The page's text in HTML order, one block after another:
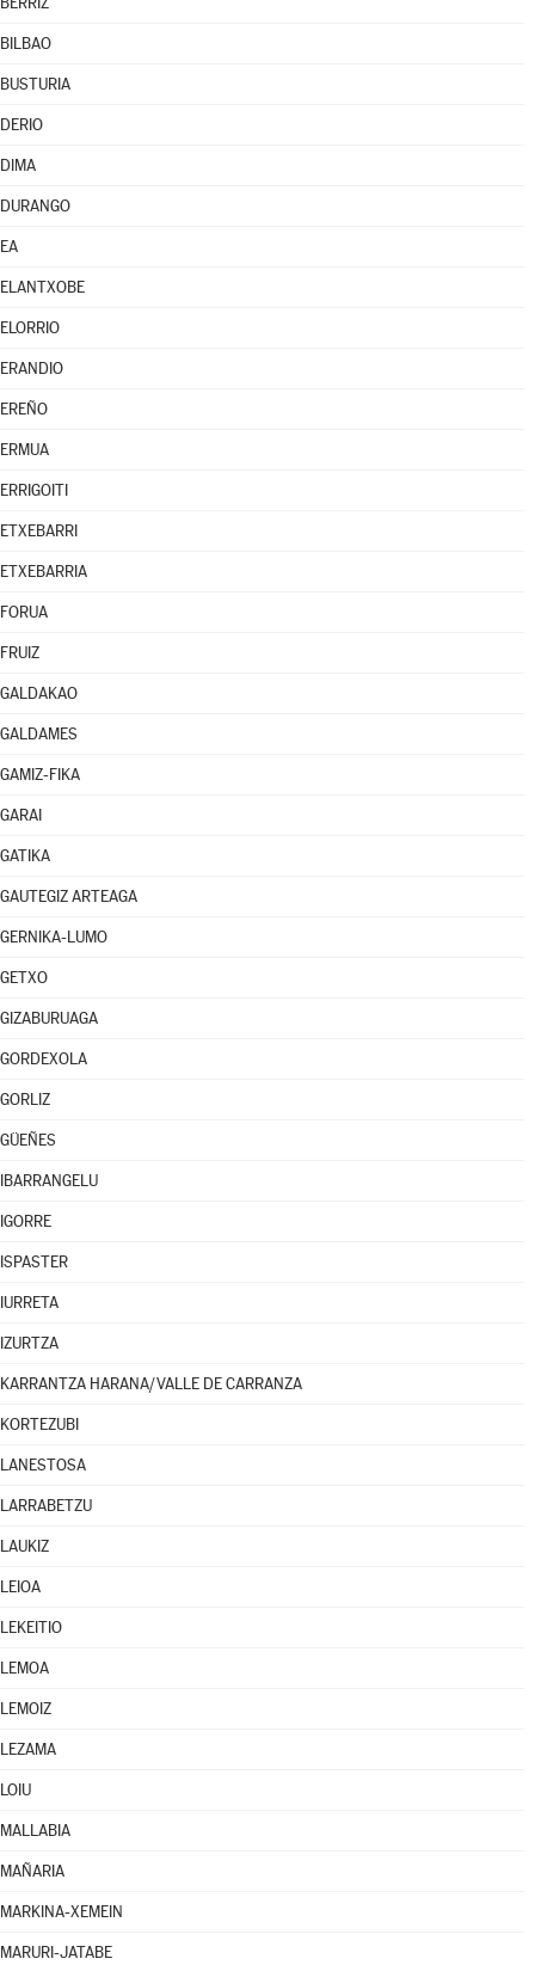
BILBAO
BUSTURIA
DERIO
DIMA
DURANGO
EA
ELANTXOBE
ELORRIO
ERANDIO
EREÑO
ERMUA
ERRIGOITI
ETXEBARRI
ETXEBARRIA
FORUA
FRUIZ
GALDAKAO
GALDAMES
GAMIZ-FIKA
GARAI
GATIKA
GAUTEGIZ ARTEAGA
GERNIKA-LUMO
GETXO
GIZABURUAGA
GORDEXOLA
GORLIZ
GÜEÑES
IBARRANGELU
IGORRE
ISPASTER
IURRETA
IZURTZA
KARRANTZA HARANA/VALLE DE CARRANZA
KORTEZUBI
LANESTOSA
LARRABETZU
LAUKIZ
LEIOA
LEKEITIO
LEMOA
LEMOIZ
LEZAMA
LOIU
MALLABIA
MAÑARIA
MARKINA-XEMEIN
MARURI-JATABE